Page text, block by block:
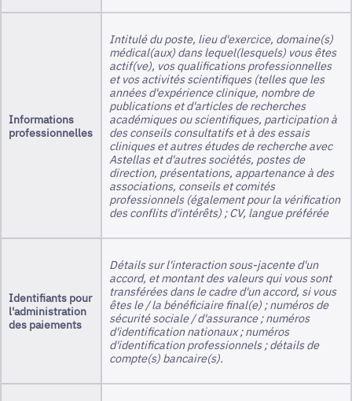
Informations
professionnelles
Intitulé du poste, lieu d'exercice, domaine(s)
médical(aux) dans lequel(lesquels) vous êtes
actif(ve), vos qualifications professionnelles
et vos activités scientifiques (telles que les
années d'expérience clinique, nombre de
publications et d'articles de recherches
académiques ou scientifiques, participation à
des conseils consultatifs et à des essais
cliniques et autres études de recherche avec
Astellas et d'autres sociétés, postes de
direction, présentations, appartenance à des
associations, conseils et comités
professionnels (également pour la vérification
des conflits d'intérêts) ; CV, langue préférée
Identifiants pour
l'administration
des paiements
Détails sur l'interaction sous-jacente d'un
accord, et montant des valeurs qui vous sont
transférées dans le cadre d'un accord, si vous
êtes le / la bénéficiaire final(e) ; numéros de
sécurité sociale / d'assurance ; numéros
d'identification nationaux ; numéros
d'identification professionnels ; détails de
compte(s) bancaire(s).